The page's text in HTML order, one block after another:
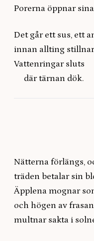
Porerna öppnar
Det går ett sus, ett
innan allting
Vattenringar sluts
där tärnan dök.
Nätterna förlängs,
träden betalar sin
Äpplena mognar
och högen av
multnar sakta i